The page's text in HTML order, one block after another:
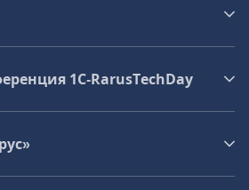
1C‑RarusTechDay